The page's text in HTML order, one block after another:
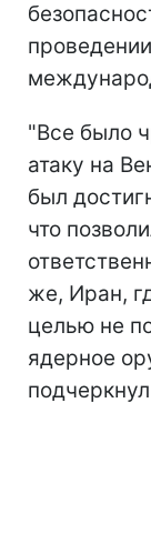
"Все было
атаку на
был
что
же, Иран,
целью не
ядерное